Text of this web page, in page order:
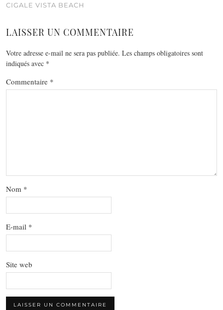
CIGALE VISTA BEACH
LAISSER UN COMMENTAIRE
Votre adresse e-mail ne sera pas publiée. Les champs obligatoires sont
indiqués avec *
Commentaire *
Nom *
E-mail *
Site web